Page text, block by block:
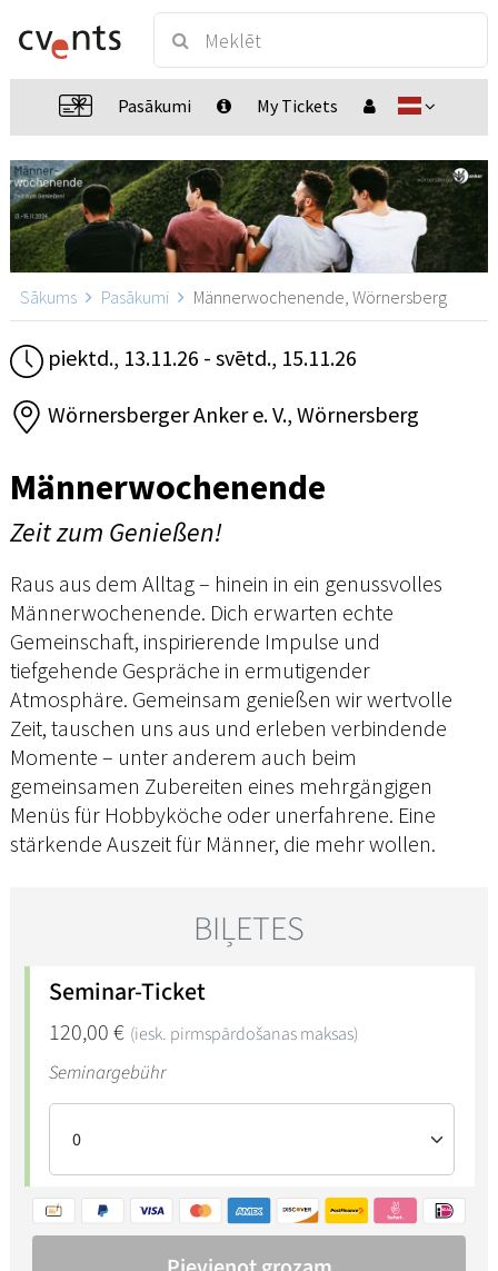
Pasākumi My Tickets
Sākums Pasākumi Männerwochenende, Wörnersberg
piektd., 13.11.26 - svētd., 15.11.26
Wörnersberger Anker e. V., Wörnersberg
Männerwochenende
Zeit zum Genießen!
Raus aus dem Alltag – hinein in ein genussvolles
Männerwochenende. Dich erwarten echte
Gemeinschaft, inspirierende Impulse und
tiefgehende Gespräche in ermutigender
Atmosphäre. Gemeinsam genießen wir wertvolle
Zeit, tauschen uns aus und erleben verbindende
Momente – unter anderem auch beim
gemeinsamen Zubereiten eines mehrgängigen
Menüs für Hobbyköche oder unerfahrene. Eine
stärkende Auszeit für Männer, die mehr wollen.